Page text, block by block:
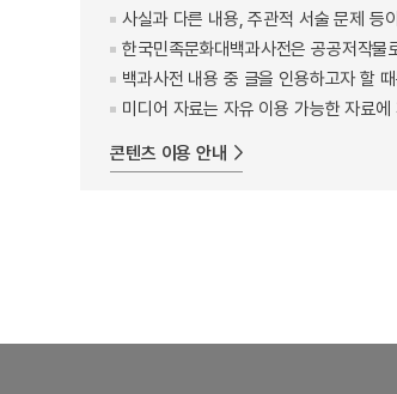
사실과 다른 내용, 주관적 서술 문제 등
한국민족문화대백과사전은 공공저작
백과사전 내용 중 글을 인용하고자 할
미디어 자료는 자유 이용 가능한 자료
콘텐츠 이용 안내